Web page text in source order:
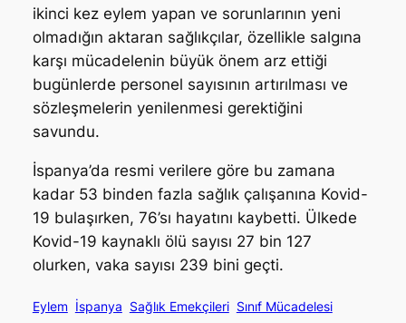
ikinci kez eylem yapan ve sorunlarının yeni
olmadığın aktaran sağlıkçılar, özellikle salgına
karşı mücadelenin büyük önem arz ettiği
bugünlerde personel sayısının artırılması ve
sözleşmelerin yenilenmesi gerektiğini
savundu.
İspanya’da resmi verilere göre bu zamana
kadar 53 binden fazla sağlık çalışanına Kovid-
19 bulaşırken, 76’sı hayatını kaybetti. Ülkede
Kovid-19 kaynaklı ölü sayısı 27 bin 127
olurken, vaka sayısı 239 bini geçti.
Eylem İspanya Sağlık Emekçileri Sınıf Mücadelesi